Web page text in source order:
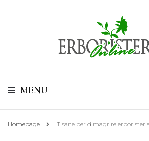
Online
Vendita di Botaniche, Erbe e Spezie Officinali,
MENU
Homepage Tisane per dimagrire